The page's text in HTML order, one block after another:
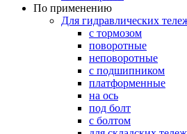
По применению
Для гидравлических
с тормозом
поворотные
неповоротные
с подшипником
платформенные
на ось
под болт
с болтом